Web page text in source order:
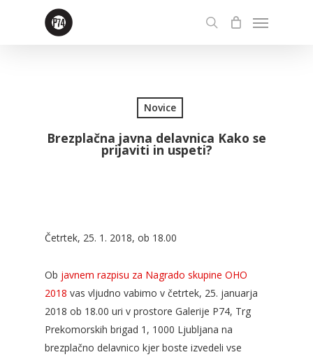
search
Menu
Novice
Brezplačna javna delavnica Kako se
prijaviti in uspeti?
Četrtek, 25. 1. 2018, ob 18.00
Ob javnem razpisu za Nagrado skupine OHO
2018 vas vljudno vabimo v četrtek, 25. januarja
2018 ob 18.00 uri v prostore Galerije P74, Trg
Prekomorskih brigad 1, 1000 Ljubljana na
brezplačno delavnico kjer boste izvedeli vse